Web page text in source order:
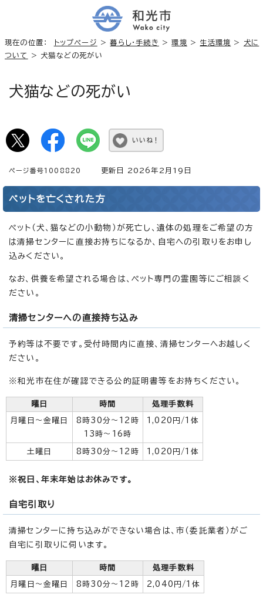
現在の位置： トップページ >暮らし・手続き >環境 > 生活環境 > 犬に
ついて
> 犬猫などの死がい
犬猫などの死がい
いいね！
ページ番号1008820 更新日 2026年2月19日
ペットを亡くされた方
ペット（犬、猫などの小動物）が死亡し、遺体の処理をご希望の方
は清掃センターに直接お持ちになるか、自宅への引取りをお申し
込みください。
なお、供養を希望される場合は、ペット専門の霊園等にご相談く
ださい。
清掃センターへの直接持ち込み
予約等は不要です。受付時間内に直接、清掃センターへお越しく
ださい。
※和光市在住が確認できる公的証明書等をお持ちください。
曜日 時間 処理手数料
月曜日～金曜日
8時30分～12時
13時～16時
1,020円/1体
土曜日 8時30分～12時 1,020円/1体
※祝日、年末年始はお休みです。
自宅引取り
清掃センターに持ち込みができない場合は、市（委託業者）がご
自宅に引取りに伺います。
曜日 時間 処理手数料
月曜日～金曜日 8時30分～12時 2,040円/1体